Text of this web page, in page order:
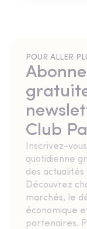
POUR ALLER
Club
Inscrivez-
quotidienne
des
Découvrez
marchés, le
économique
partenaires.